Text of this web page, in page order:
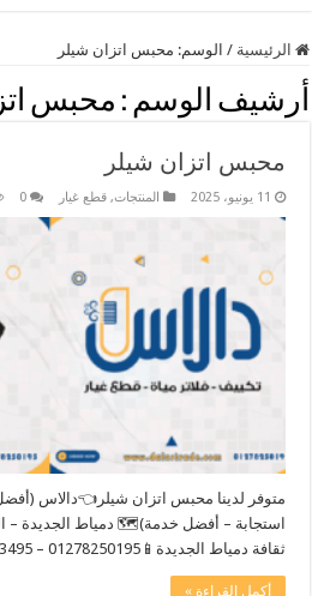
الرئيسية / الوسم: محبس اتزان شيلر
أرشيف الوسم : محبس
محبس اتزان شيلر
11 يونيو، 2025 المنتجات, قطع غيار 0
متوفر لدينا محبس اتزان شيلر👈دالاس
استجابة – أفضل خدمة)🗺️ دمياط الجديدة –
ثقافة دمياط الجديدة📱01278250195 – 01024293495 – 0572415874
أكمل القراءة »